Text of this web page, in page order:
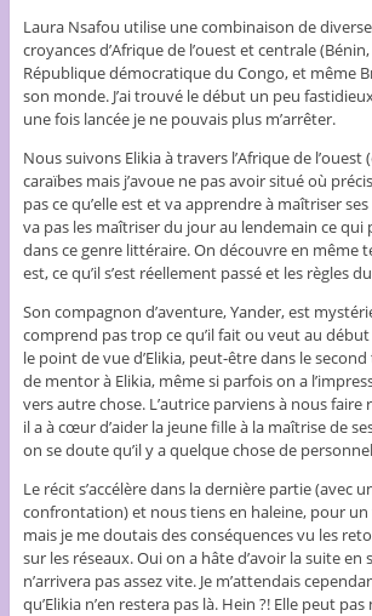
Laura Nsafou utilise une combinaison de
croyances d’Afrique de l’ouest et centrale
République démocratique du Congo, et même
son monde. J’ai trouvé le début un peu
une fois lancée je ne pouvais plus m’arrêter.
Nous suivons Elikia à travers l’Afrique de l’ouest
caraïbes mais j’avoue ne pas avoir situé où
pas ce qu’elle est et va apprendre à maîtriser
va pas les maîtriser du jour au lendemain ce qui
dans ce genre littéraire. On découvre en même
est, ce qu’il s’est réellement passé et les règles
Son compagnon d’aventure, Yander, est
comprend pas trop ce qu’il fait ou veut au début
le point de vue d’Elikia, peut-être dans le
de mentor à Elikia, même si parfois on a
vers autre chose. L’autrice parviens à nous
il a à cœur d’aider la jeune fille à la maîtrise de
on se doute qu’il y a quelque chose de
Le récit s’accélère dans la dernière partie (avec
confrontation) et nous tiens en haleine, pour
mais je me doutais des conséquences vu les
sur les réseaux. Oui on a hâte d’avoir la suite en
n’arrivera pas assez vite. Je m’attendais
qu’Elikia n’en restera pas là. Hein ?! Elle peut